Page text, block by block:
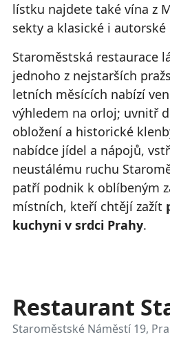
lístku najdete také vína z
sekty a klasické i
Staroměstská restaurace
jednoho z nejstarších
letních měsících nabízí
výhledem na orloj; uvnitř
obložení a historické
nabídce jídel a nápojů,
neustálému ruchu
patří podnik k oblíbeným
místních, kteří chtějí zažít
kuchyni v srdci Prahy.
Restaurant
Staroměstské Náměstí 19,